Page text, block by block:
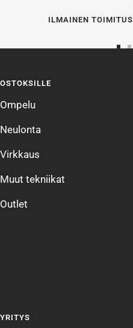
ILMAINEN
OSTOKSILLE
Ompelu
Neulonta
Virkkaus
Muut tekniikat
Outlet
YRITYS